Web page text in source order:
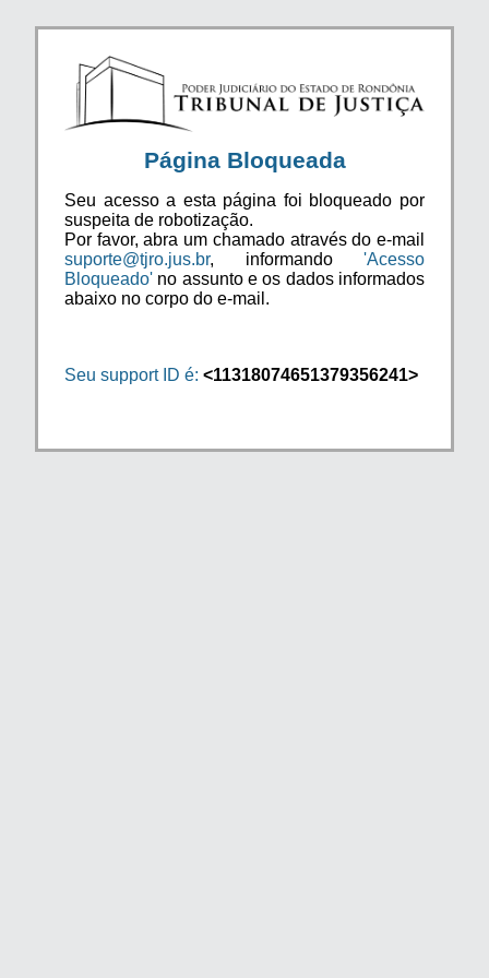
Página Bloqueada
Seu acesso a esta página foi bloqueado por
suspeita de robotização.
Por favor, abra um chamado através do e-mail
suporte@tjro.jus.br, informando 'Acesso
Bloqueado' no assunto e os dados informados
abaixo no corpo do e-mail.
Seu support ID é: <11318074651379356241>